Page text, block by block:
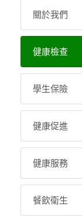
關於我們
健康檢查
學生保險
健康促進
健康服務
餐飲衛生